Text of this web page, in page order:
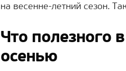
на весенне-летний сезон.
Что полезного
осенью